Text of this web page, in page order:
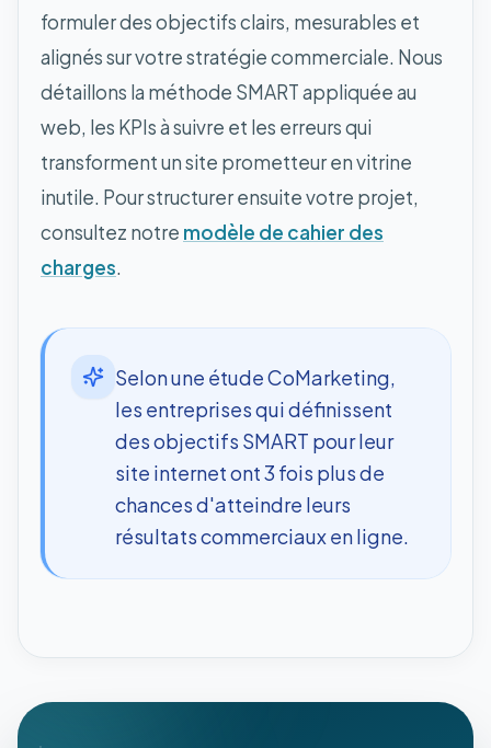
formuler des objectifs clairs, mesurables et
alignés sur votre stratégie commerciale. Nous
détaillons la méthode SMART appliquée au
web, les KPIs à suivre et les erreurs qui
transforment un site prometteur en vitrine
inutile. Pour structurer ensuite votre projet,
consultez notre modèle de cahier des
charges.
Selon une étude CoMarketing,
les entreprises qui définissent
des objectifs SMART pour leur
site internet ont 3 fois plus de
chances d'atteindre leurs
résultats commerciaux en ligne.